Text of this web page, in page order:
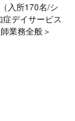
入所170名/シ
デイサービス
業務全般＞